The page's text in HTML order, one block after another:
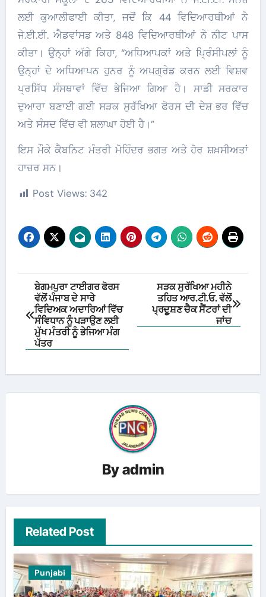
ਲਈ ਕੁਆਲੀਫਾਈ ਕੀਤਾ, ਜਦੋਂ ਕਿ 44 ਵਿਦਿਆਰਥੀਆਂ ਨੇ
ਜੇ.ਈ.ਈ. ਐਡਵਾਂਸਡ ਅਤੇ 848 ਵਿਦਿਆਰਥੀਆਂ ਨੇ ਨੀਟ ਪਾਸ
ਕੀਤਾ। ਉਨ੍ਹਾਂ ਅੱਗੇ ਕਿਹਾ, “ਅਧਿਆਪਕਾਂ ਅਤੇ ਪ੍ਰਿੰਸੀਪਲਾਂ ਨੂੰ
ਉਨ੍ਹਾਂ ਦੇ ਅਧਿਆਪਨ ਹੁਨਰ ਨੂੰ ਅਪਗ੍ਰੇਡ ਕਰਨ ਲਈ ਵਿਸ਼ਵ
ਪ੍ਰਸਿੱਧ ਸੰਸਥਾਵਾਂ ਵਿੱਚ ਭੇਜਿਆ ਗਿਆ ਹੈ। ਸਾਡੀ ਸਰਕਾਰ
ਦੁਆਰਾ ਬਣਾਈ ਗਈ ਸੜਕ ਸੁਰੱਖਿਆ ਫੋਰਸ ਦੀ ਦੇਸ਼ ਭਰ ਵਿੱਚ
ਅਤੇ ਸੰਸਦ ਵਿੱਚ ਵੀ ਸ਼ਲਾਘਾ ਹੋਈ ਹੈ।”
ਇਸ ਮੌਕੇ ਕੈਬਨਿਟ ਮੰਤਰੀ ਮੋਹਿੰਦਰ ਭਗਤ ਅਤੇ ਹੋਰ ਸ਼ਖ਼ਸੀਅਤਾਂ
ਹਾਜ਼ਰ ਸਨ।
Post Views: 342
Post
navigation
ਬੇਗਮਪੁਰਾ ਟਾਈਗਰ ਫੋਰਸ
ਵੱਲੋਂ ਪੰਜਾਬ ਦੇ ਸਾਰੇ
ਵਿਦਿਅਕ ਅਦਾਰਿਆਂ ਵਿੱਚ
ਸੰਵਿਧਾਨ ਨੂੰ ਪੜਾਉਣ ਲਈ
ਮੁੱਖ ਮੰਤਰੀ ਨੂੰ ਭੇਜਿਆ ਮੰਗ
ਪੱਤਰ
ਸੜਕ ਸੁਰੱਖਿਆ ਮਹੀਨੇ
ਤਹਿਤ ਆਰ.ਟੀ.ਓ. ਵੱਲੋਂ
ਪ੍ਰਦੂ਼ਸ਼ਣ ਚੈਕ ਸੈਂਟਰਾਂ ਦੀ
ਜਾਂਚ
Byadmin
Related Post
Punjabi